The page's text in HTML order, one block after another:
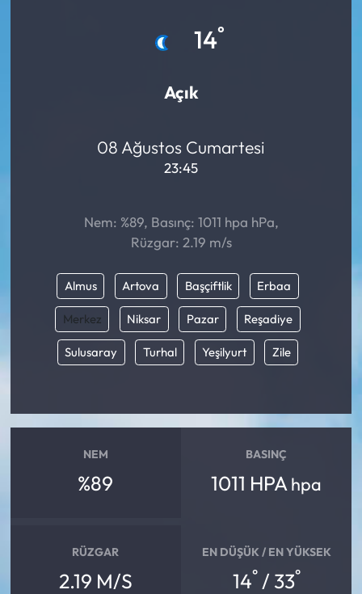
14°
Açık
08 Ağustos Cumartesi
23:45
Nem: %89, Basınç: 1011 hpa hPa,
Rüzgar: 2.19 m/s
Almus Artova Başçiftlik Erbaa
Merkez Niksar Pazar Reşadiye
Sulusaray Turhal Yeşilyurt Zile
NEM
%89
BASINÇ
1011 HPA hpa
RÜZGAR
2.19 M/S
EN DÜŞÜK / EN YÜKSEK
14°/ 33°
İskilip Haberleri
Kültür Sanat
Laçin Haberleri
Magazin
Ortaköy Haberleri